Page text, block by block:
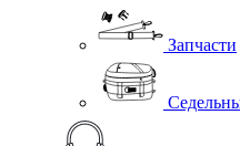
Запчасти